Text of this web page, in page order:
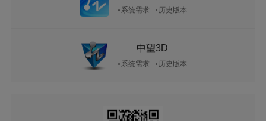
系统需求 历史版本
中望3D
系统需求 历史版本